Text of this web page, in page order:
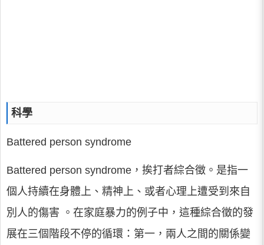
科學
Battered person syndrome
Battered person syndrome，挨打者綜合徵。是指一
個人持續在身體上、精神上、或者心理上遭受到來自
別人的傷害 。在家庭暴力的例子中，這種綜合徵的發
展在三個階段不停的循環：第一，兩人之間的關係變